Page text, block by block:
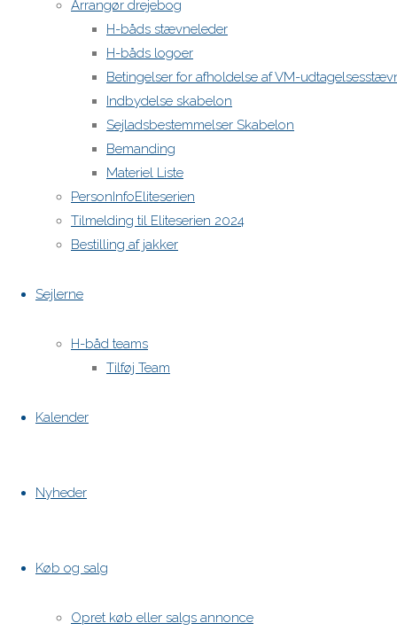
Arrangør drejebog
H-båds stævneleder
H-båds logoer
Betingelser for afholdelse af VM-
Indbydelse skabelon
Sejladsbestemmelser Skabelon
Bemanding
Materiel Liste
PersonInfoEliteserien
Tilmelding til Eliteserien 2024
Bestilling af jakker
Sejlerne
H-båd teams
Tilføj Team
Kalender
Nyheder
Køb og salg
Opret køb eller salgs annonce